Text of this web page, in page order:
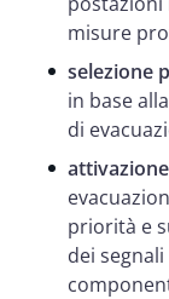
misure
selezione
in base
di
priorità e
dei